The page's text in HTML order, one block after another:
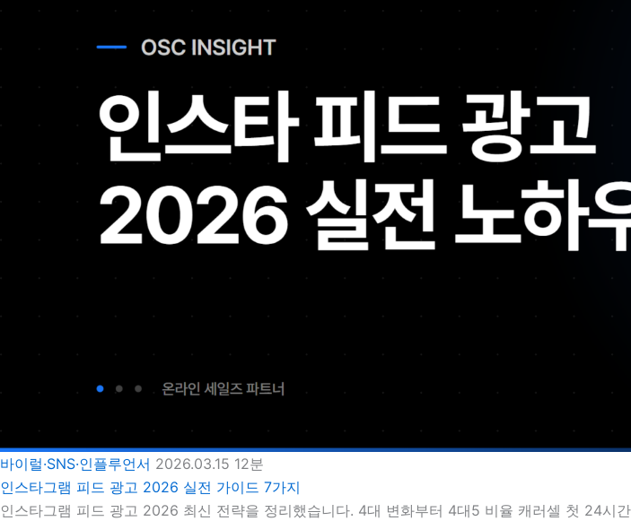
바이럴·SNS·인플루언서 2026.03.15 12분
인스타그램 피드 광고 2026 실전 가이드 7가지
인스타그램 피드 광고 2026 최신 전략을 정리했습니다. 4대 변화부터 4대5 비율 캐러셀 첫 24시